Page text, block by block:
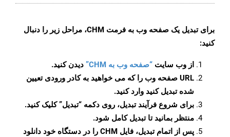
برای تبدیل یک صفحه وب به فرمت CHM، مراحل زیر را دنبال
کنید:
از وب سایت “صفحه وب به CHM”
دیدن کنید.
URL صفحه وب را که می خواهید به کادر ورودی تعیین
شده تبدیل کنید وارد کنید.
برای شروع فرآیند تبدیل، روی دکمه “تبدیل” کلیک کنید.
منتظر بمانید تا تبدیل کامل شود.
پس از اتمام تبدیل، فایل CHM را در دستگاه خود دانلود